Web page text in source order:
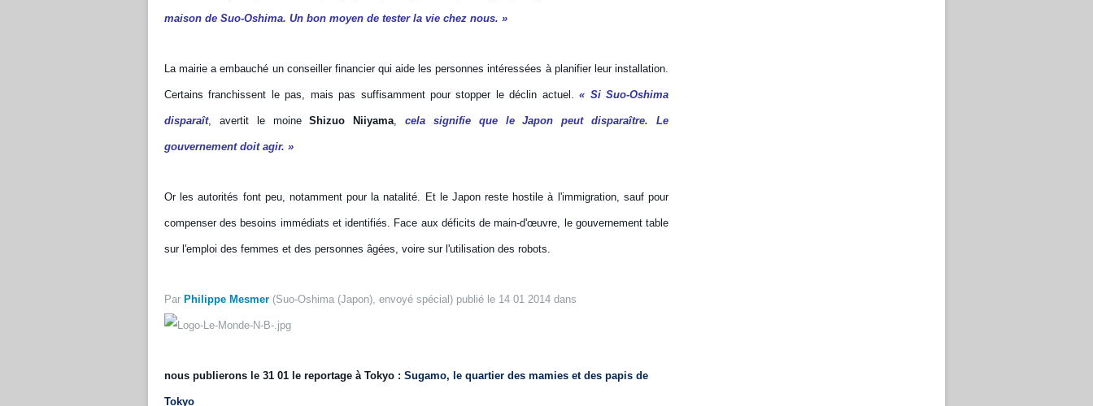
maison de Suo-Oshima. Un bon moyen de tester la vie chez nous. »
La mairie a embauché un conseiller financier qui aide les personnes intéressées à planifier leur installation.
Certains franchissent le pas, mais pas suffisamment pour stopper le déclin actuel.« Si Suo-Oshima
disparaît, avertit le moineShizuo Niiyama ,cela signifie que le Japon peut disparaître. Le
gouvernement doit agir. »
Or les autorités font peu, notamment pour la natalité. Et le Japon reste hostile à l'immigration, sauf pour
compenser des besoins immédiats et identifiés. Face aux déficits de main-d'œuvre, le gouvernement table
sur l'emploi des femmes et des personnes âgées, voire sur l'utilisation des robots.
Par Philippe Mesmer (Suo-Oshima (Japon), envoyé spécial) publié le 14 01 2014 dans
nous publierons le 31 01 le reportage à Tokyo : Sugamo, le quartier des mamies et des papis de
Tokyo